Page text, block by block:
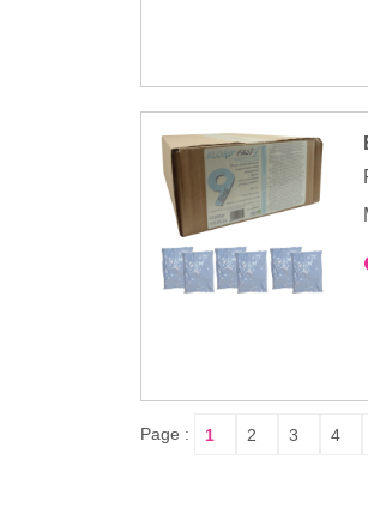
Page :